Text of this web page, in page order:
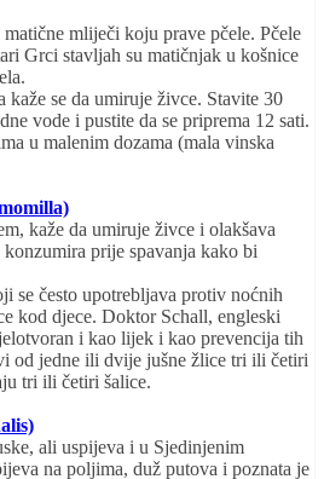
mliječi koju prave pčele. Pčele
Grci stavljah su matičnjak u košnice
kaže se da umiruje živce. Stavite 30
vode i pustite da se priprema 12 sati.
u malenim dozama (mala vinska
kaže da umiruje živce i olakšava
prije spavanja kako bi
se često upotrebljava protiv noćnih
kod djece. Doktor Schall, engleski
i kao lijek i kao prevencija tih
od jedne ili dvije jušne žlice tri ili četiri
tri ili četiri šalice.
ali uspijeva i u Sjedinjenim
na poljima, duž putova i poznata je